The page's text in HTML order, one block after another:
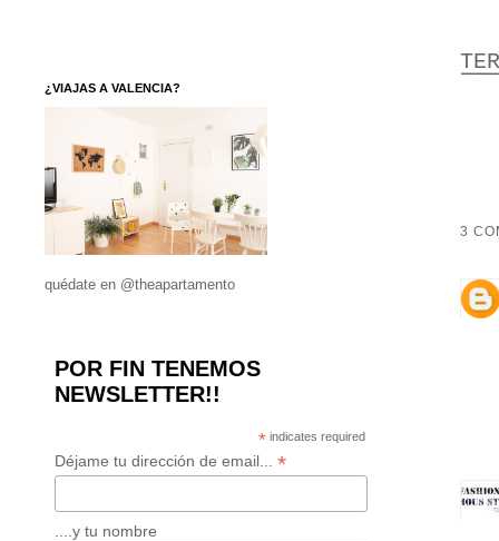
3
¿VIAJAS A VALENCIA?
quédate en @theapartamento
POR FIN TENEMOS
NEWSLETTER!!
* indicates required
Déjame tu dirección de email... *
....y tu nombre